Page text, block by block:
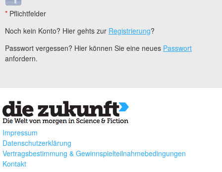
* Pflichtfelder
Noch kein Konto? Hier gehts zur Registrierung?
Passwort vergessen? Hier können Sie eine neues Passwort
anfordern.
Impressum
Datenschutzerklärung
Vertragsbestimmung & Gewinnspielteilnahmebedingungen
Kontakt